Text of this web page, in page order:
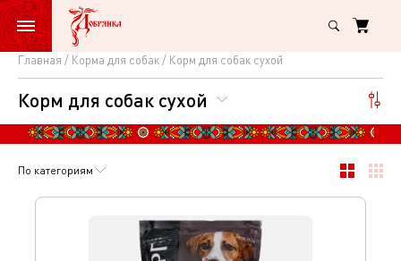
Главная Корма для собак Корм для собак сухой
Корм
для
собак
сухой
Корм для собак сухой
По категориям